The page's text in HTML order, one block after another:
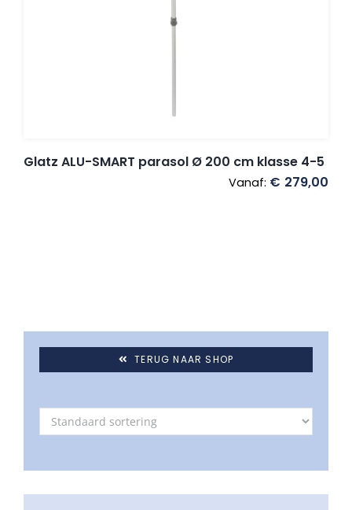
Glatz ALU-SMART parasol Ø 200 cm klasse 4-5
Vanaf: € 279,00
TERUG NAAR SHOP